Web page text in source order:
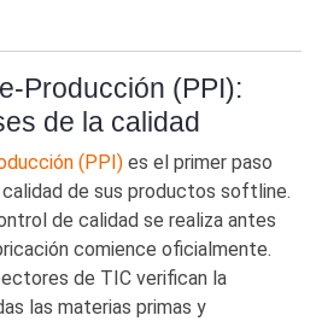
Producción (PPI):
de la calidad
(PPI) es el primer paso
de sus productos softline.
de calidad se realiza antes
comience oficialmente.
de TIC verifican la
las materias primas y